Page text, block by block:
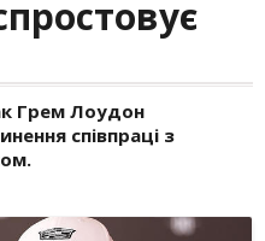
Грем Лоудон
співпраці з